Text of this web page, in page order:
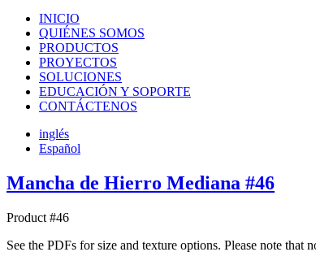
INICIO
QUIÉNES SOMOS
PRODUCTOS
PROYECTOS
SOLUCIONES
EDUCACIÓN Y SOPORTE
CONTÁCTENOS
inglés
Español
Mancha de Hierro Mediana #46
Product #46
See the PDFs for size and texture options. Please note